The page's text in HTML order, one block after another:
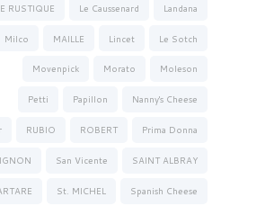
Landana
Le Caussenard
RUSTIQUE
Le Sotch
Lincet
MAILLE
Milco
Moleson
Morato
Movenpick
Nanny's Cheese
Papillon
Petti
Prima Donna
ROBERT
RUBIO
SAINT ALBRAY
San Vicente
Spanish Cheese
St. MICHEL